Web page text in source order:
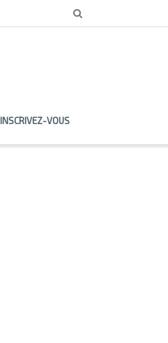
INSCRIVEZ-VOUS